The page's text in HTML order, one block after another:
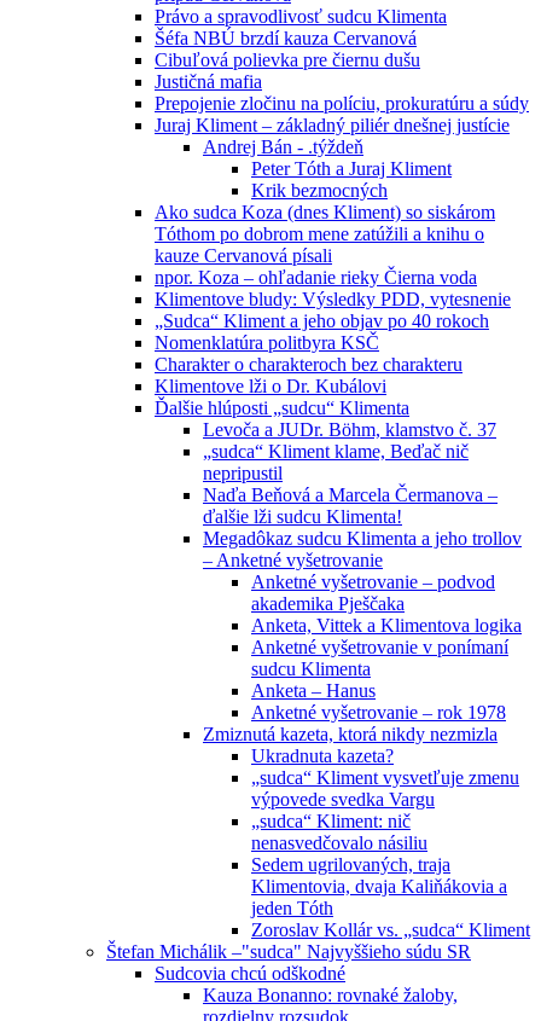
Právo a spravodlivosť sudcu Klimenta
Šéfa NBÚ brzdí kauza Cervanová
Cibuľová polievka pre čiernu dušu
Justičná mafia
Prepojenie zločinu na políciu, prokuratúru a súdy
Juraj Kliment – základný piliér dnešnej justície
Andrej Bán - .týždeň
Peter Tóth a Juraj Kliment
Krik bezmocných
Ako sudca Koza (dnes Kliment) so siskárom
Tóthom po dobrom mene zatúžili a knihu o
kauze Cervanová písali
npor. Koza – ohľadanie rieky Čierna voda
Klimentove bludy: Výsledky PDD, vytesnenie
„Sudca“ Kliment a jeho objav po 40 rokoch
Nomenklatúra politbyra KSČ
Charakter o charakteroch bez charakteru
Klimentove lži o Dr. Kubálovi
Ďalšie hlúposti „sudcu“ Klimenta
Levoča a JUDr. Böhm, klamstvo č. 37
„sudca“ Kliment klame, Beďač nič
nepripustil
Naďa Beňová a Marcela Čermanova –
ďalšie lži sudcu Klimenta!
Megadôkaz sudcu Klimenta a jeho trollov
– Anketné vyšetrovanie
Anketné vyšetrovanie – podvod
akademika Pješčaka
Anketa, Vittek a Klimentova logika
Anketné vyšetrovanie v ponímaní
sudcu Klimenta
Anketa – Hanus
Anketné vyšetrovanie – rok 1978
Zmiznutá kazeta, ktorá nikdy nezmizla
Ukradnuta kazeta?
„sudca“ Kliment vysvetľuje zmenu
výpovede svedka Vargu
„sudca“ Kliment: nič
nenasvedčovalo násiliu
Sedem ugrilovaných, traja
Klimentovia, dvaja Kaliňákovia a
jeden Tóth
Zoroslav Kollár vs. „sudca“ Kliment
Štefan Michálik –"sudca" Najvyššieho súdu SR
Sudcovia chcú odškodné
Kauza Bonanno: rovnaké žaloby,
rozdielny rozsudok